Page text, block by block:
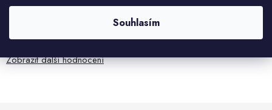
Souhlasím
7.8.2026
Všetko bolo super ale škoda že návod je len v polsky a
anglicky .
Zobrazit další hodnocení